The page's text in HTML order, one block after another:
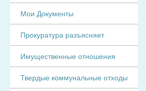
Мои Документы
Прокуратура разъясняет
Имущественные отношения
Твердые коммунальные отходы